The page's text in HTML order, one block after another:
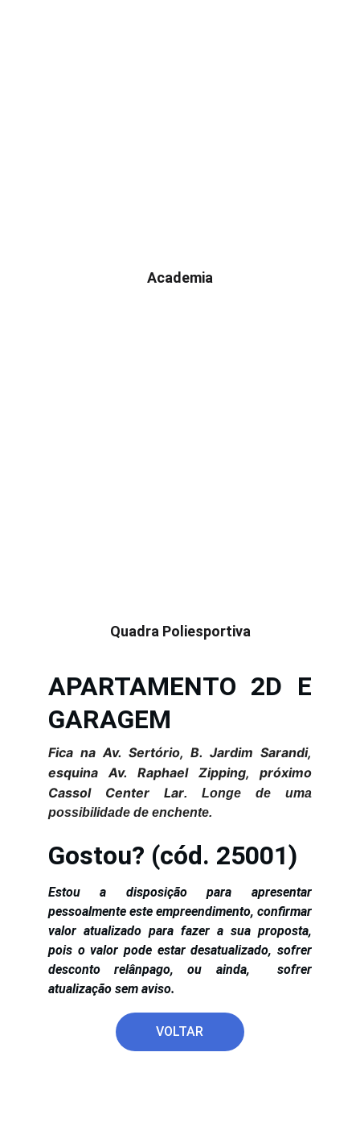
Academia
Quadra Poliesportiva
APARTAMENTO 2D E
GARAGEM
Fica na Av. Sertório, B. Jardim Sarandi,
esquina Av. Raphael Zipping, próximo
Cassol Center Lar. Longe de uma
possibilidade de enchente.
Gostou? (cód. 25001)
Estou a disposição para apresentar
pessoalmente este empreendimento, confirmar
valor atualizado para fazer a sua proposta,
pois o valor pode estar desatualizado, sofrer
desconto relânpago, ou ainda, sofrer
atualização sem aviso.
VOLTAR